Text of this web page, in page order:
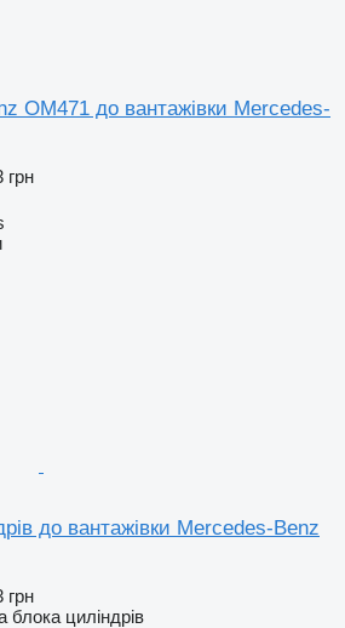
OM471 до вантажівки Mercedes-
грн
до вантажівки Mercedes-Benz
грн
блока циліндрів